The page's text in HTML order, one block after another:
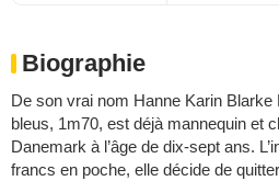
Biographie
De son vrai nom Hanne Karin Blarke
bleus, 1m70, est déjà mannequin et
Danemark à l’âge de dix-sept ans.
francs en poche, elle décide de